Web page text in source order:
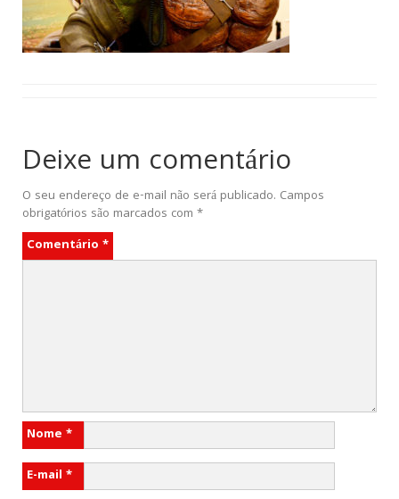
Deixe um comentário
O seu endereço de e-mail não será publicado. Campos
obrigatórios são marcados com *
Comentário *
Nome *
E-mail *